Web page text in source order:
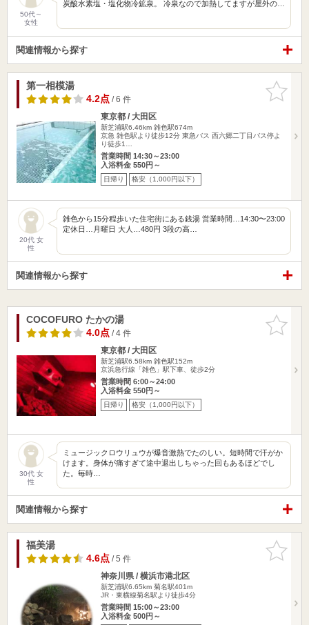
50代～
女性
炭酸水素塩・塩化物冷鉱泉。 冷泉なので加熱してますが屋外の…
関連情報から探す
お気に入
りに追加
第一相模湯
4.2点/ 6 件
東京都 / 大田区
新芝浦駅6.46km 雑色駅674m
京急 雑色駅より徒歩12分 東急バス 西六郷二丁目バス停よ
り徒歩1…
営業時間 14:30～23:00
入浴料金 550円～
日帰り 格安（1,000円以下）
20代 女
性
雑色から15分程歩いた住宅街にある銭湯 営業時間…14:30〜23:00
定休日…月曜日 大人…480円 3段の高…
関連情報から探す
お気に入
りに追加
COCOFURO たかの湯
4.0点/ 4 件
東京都 / 大田区
新芝浦駅6.58km 雑色駅152m
京浜急行線「雑色」駅下車、徒歩2分
営業時間 6:00～24:00
入浴料金 550円～
日帰り 格安（1,000円以下）
30代 女
性
ミュージックロウリュウが爆音激熱でたのしい。短時間で汗がか
けます。身体が痛すぎて途中退出しちゃった回もあるほどでし
た。毎時…
関連情報から探す
お気に入
りに追加
福美湯
4.6点/ 5 件
神奈川県 / 横浜市港北区
新芝浦駅6.65km 菊名駅401m
JR・東横線菊名駅より徒歩4分
営業時間 15:00～23:00
入浴料金 500円～